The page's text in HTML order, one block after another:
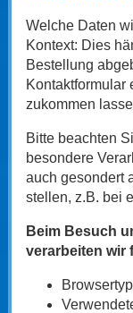
Welche Daten
Kontext: Dies
Bestellung
Kontaktformular
zukommen
Bitte beachten
besondere
auch gesondert
stellen, z.B. bei
Beim Besuch
verarbeiten wir